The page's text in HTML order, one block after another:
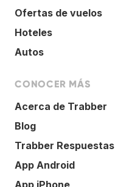
Ofertas de vuelos
Hoteles
Autos
CONOCER MÁS
Acerca de Trabber
Blog
Trabber Respuestas
App Android
App iPhone